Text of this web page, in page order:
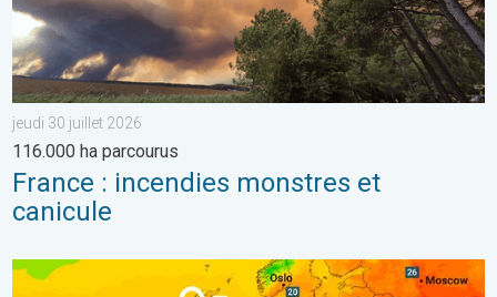
jeudi 30 juillet 2026
116.000 ha parcourus
France : incendies monstres et
canicule
Une vague de chaleur exceptionnelle s'installe. Températures